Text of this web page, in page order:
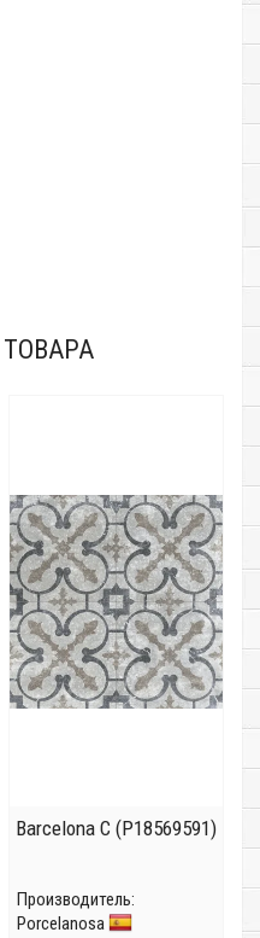
Barcelona C (P18569591)
Производитель:
Porcelanosa